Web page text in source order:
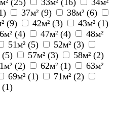
(25) 33м² (16)
34м²
) 37м² (9) 38м² (6)
(9) 42м² (3) 43м² (1)
(4) 47м² (4)
48м²
51м² (5) 52м² (3)
(5) 57м² (3) 58м² (2)
(2) 62м² (1)
63м²
69м² (1) 71м² (2)
(1)